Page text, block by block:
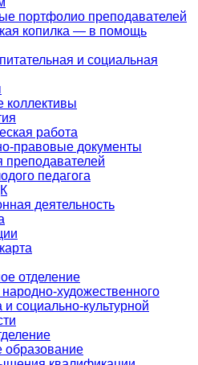
портфолио преподавателей
копилка — в помощь
и социальная
коллективы
работа
правовые документы
преподавателей
педагога
деятельность
отделение
художественного
и социально-культурной
образование